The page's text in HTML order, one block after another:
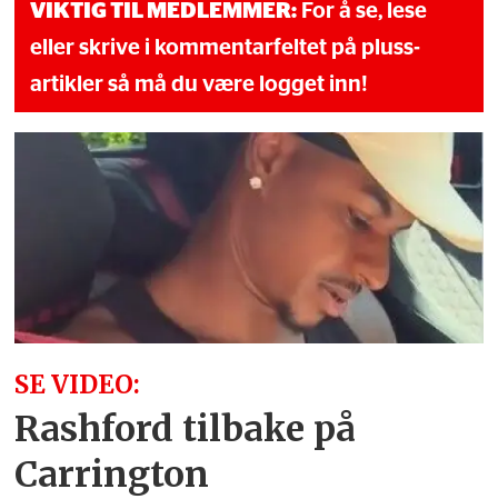
VIKTIG TIL MEDLEMMER: For å se, lese
eller skrive i kommentarfeltet på pluss-
artikler så må du være logget inn!
SE VIDEO:
Rashford tilbake på
Carrington